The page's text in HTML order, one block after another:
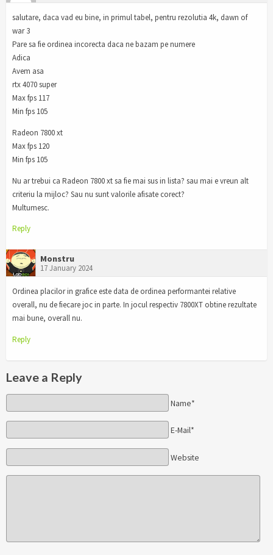
salutare, daca vad eu bine, in primul tabel, pentru rezolutia 4k, dawn of
war 3
Pare sa fie ordinea incorecta daca ne bazam pe numere
Adica
Avem asa
rtx 4070 super
Max fps 117
Min fps 105
Radeon 7800 xt
Max fps 120
Min fps 105
Nu ar trebui ca Radeon 7800 xt sa fie mai sus in lista? sau mai e vreun alt
criteriu la mijloc? Sau nu sunt valorile afisate corect?
Multumesc.
Reply
Monstru
17 January 2024
Ordinea placilor in grafice este data de ordinea performantei relative
overall, nu de fiecare joc in parte. In jocul respectiv 7800XT obtine rezultate
mai bune, overall nu.
Reply
Leave a Reply
Name*
E-Mail*
Website